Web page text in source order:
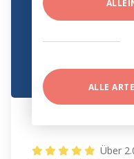
ALLE
Über